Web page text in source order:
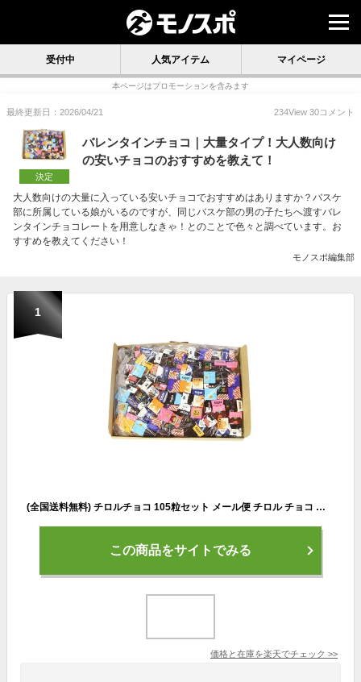
受付中 人気アイテム マイページ
本ページはプロモーションを含みます
最終更新日：2026/04/21 234View 30コメント
決定
バレンタインチョコ｜大量タイプ！大人数向け
の安いチョコのおすすめを教えて！
大人数向けの大量に入っている安いチョコでおすすめはありますか？バスケ
部に所属している娘がいるのですが、同じバスケ部の男の子たちへ渡すバレ
ンタインチョコレートを用意しなきゃ！とのことで色々と調べています。お
すすめを教えてください！
モノスポ編集部
1
(全国送料無料) チロルチョコ 105粒セット メール便 チロル チョコ チョコレート チロルチョコ 詰め合わせ お菓子詰め合せ お菓子セット ばらまき 子ども おやつ 子供会 景品 販促 お祭り イベント パーティー 大量 大容量 (omtmb5657)
この商品をサイトでみる
価格と在庫を楽天でチェック >>